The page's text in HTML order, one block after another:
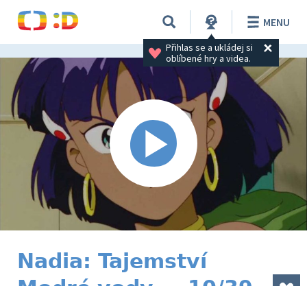
Přihlas se a ukládej si
oblíbené hry a videa.
MENU
Nadia: Tajemství